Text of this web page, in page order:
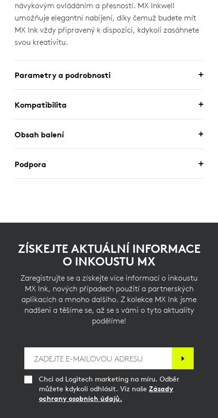
návykovým ovládáním a přesností. MX Inkwell
umožňuje elegantní nabíjení, díky čemuž budete mít
MX Ink vždy připravený k dispozici, kdykoli zasáhnete
svou kreativitu.
Parametry a podrobnosti
Kompatibilita
Obsah balení
Podpora
ZÍSKEJTE AKTUÁLNÍ INFORMACE
O INKOUSTU MX
Zaregistrujte se a získejte více informací o inkoustu
MX Ink, nových případech použití a partnerských
aplikacích a mnoho dalšího. Z kolekce MX Ink jsme
nadšeni a těšíme se, až se s vámi o tyto aktuality
podělíme!
Chci od Logitech marketing na míru. Odběr
můžete kdykoli odhlásit. Viz naše Zásady
ochrany osobních údajů.